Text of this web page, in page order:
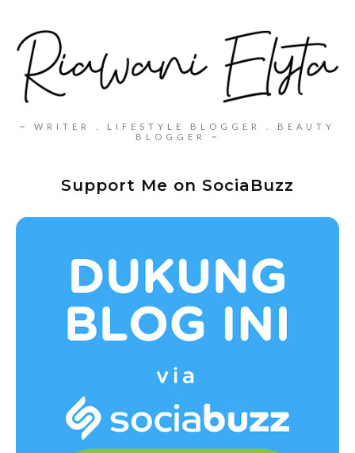
~ WRITER . LIFESTYLE BLOGGER . BEAUTY
BLOGGER ~
Support Me on SociaBuzz